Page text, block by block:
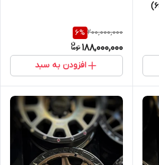
رینگ اسپرت سایز ۱۷×۹ (۱۳۹×۶)
200,000,000
6%
188,000,000
افزودن به سبد